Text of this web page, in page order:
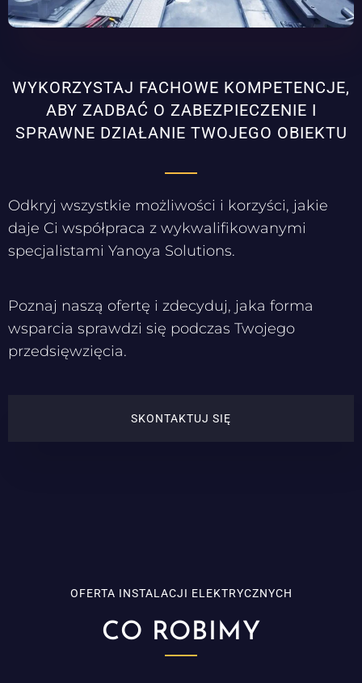
WYKORZYSTAJ FACHOWE KOMPETENCJE,
ABY ZADBAĆ O ZABEZPIECZENIE I
SPRAWNE DZIAŁANIE TWOJEGO OBIEKTU
Odkryj wszystkie możliwości i korzyści, jakie
daje Ci współpraca z wykwalifikowanymi
specjalistami Yanoya Solutions.
Poznaj naszą ofertę i zdecyduj, jaka forma
wsparcia sprawdzi się podczas Twojego
przedsięwzięcia.
SKONTAKTUJ SIĘ
OFERTA INSTALACJI ELEKTRYCZNYCH
CO ROBIMY